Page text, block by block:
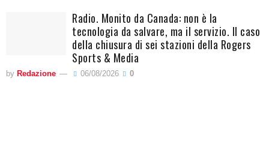
Radio. Monito da Canada: non è la
tecnologia da salvare, ma il servizio. Il caso
della chiusura di sei stazioni della Rogers
Sports & Media
by Redazione 06/08/2026 0